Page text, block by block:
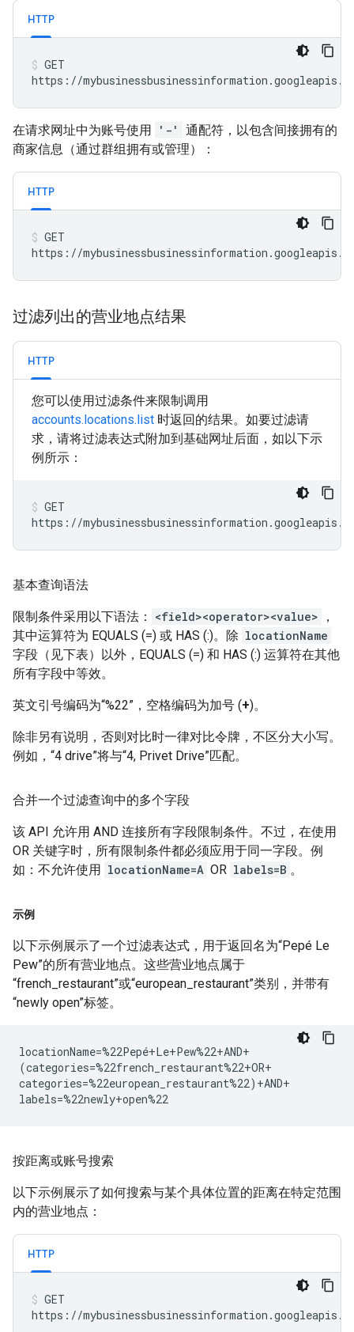
HTTP
GET
https://
在请求网址中为账号使用 '-'
通配符，以包含间接拥有的
商家信息（通过群组拥有或管理）：
HTTP
GET
https://
过滤列出的营业地点结果
HTTP
您可以使用过滤条件来限制调用
accounts.locations.list 时返回的结果。如要过滤请
求，请将过滤表达式附加到基础网址后面，如以下示
例所示：
GET
https://
基本查询语法
限制条件采用以下语法： <field><operator><value>
，
其中运算符为 EQUALS (=) 或 HAS (:)。除 locationName
字段（见下表）以外，EQUALS (=) 和 HAS (:) 运算符在其他
所有字段中等效。
英文引号编码为“%22”，空格编码为加号 (+)。
除非另有说明，否则对比时一律对比令牌，不区分大小写。
例如，“4 drive”将与“4, Privet Drive”匹配。
合并一个过滤查询中的多个字段
该 API 允许用 AND 连接所有字段限制条件。不过，在使用
OR 关键字时，所有限制条件都必须应用于同一字段。例
如：不允许使用 locationName=A OR labels=B 。
示例
以下示例展示了一个过滤表达式，用于返回名为“Pepé Le
Pew”的所有营业地点。这些营业地点属于
“french_restaurant”或“european_restaurant”类别，并带有
“newly open”标签。
locationName=%22Pepé+Le+Pew%22+AND+
(categories=%22french_restaurant%22+OR+
categories=%22european_restaurant%22)+AND+
labels=%22newly+open%22
按距离或账号搜索
以下示例展示了如何搜索与某个具体位置的距离在特定范围
内的营业地点：
HTTP
GET
https://